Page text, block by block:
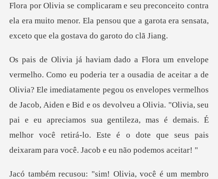
Flora por Olivia se complicaram e seu preconceito contra
ela era muito
atamente pegou os envelopes vermelhos
de Jacob, Aiden e Bid e os devolveu a Olivia. "Olivia, seu
pai e eu apreciamos sua genti
m membro